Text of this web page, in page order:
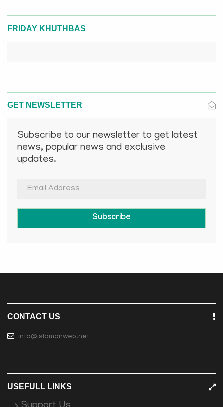
FRIDAY KHUTHBAS
GET NEWSLETTER
Subscribe to our newsletter to get latest
news, popular news and exclusive
updates.
Subscribe
CONTACT US
info@islamonweb.net
USEFULL LINKS